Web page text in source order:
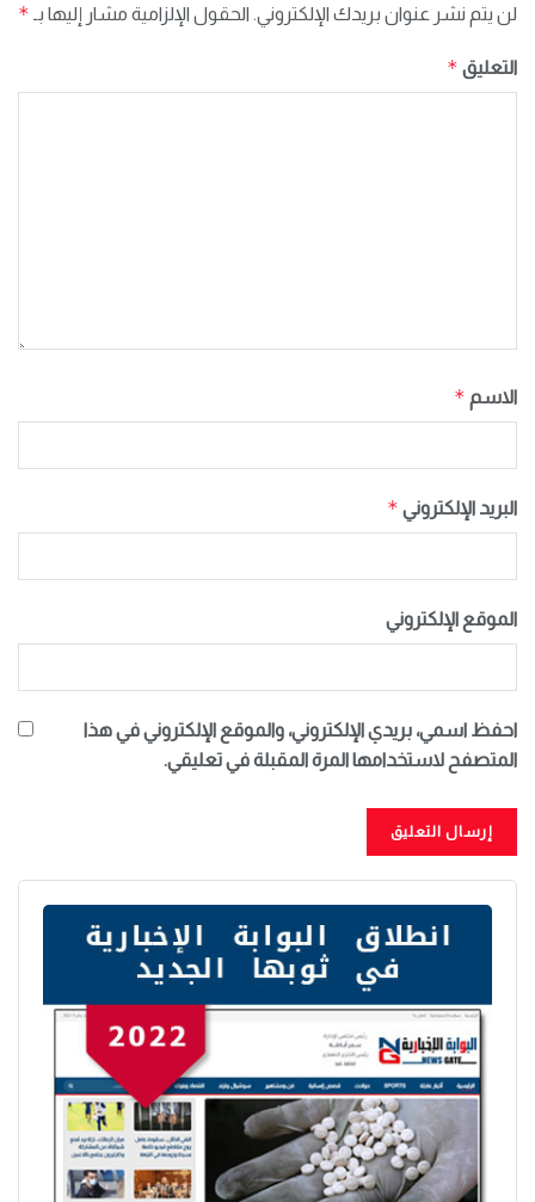
لن يتم نشر عنوان بريدك الإلكتروني. الحقول الإلزامية مشار إليها بـ *
التعليق *
الاسم *
البريد الإلكتروني *
الموقع الإلكتروني
احفظ اسمي، بريدي الإلكتروني، والموقع الإلكتروني في هذا
المتصفح لاستخدامها المرة المقبلة في تعليقي.